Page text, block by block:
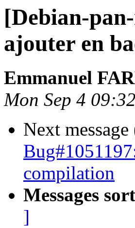
[Debian-
ajouter en
Emmanuel
Mon Sep 4
Next
compilation
Messages
]